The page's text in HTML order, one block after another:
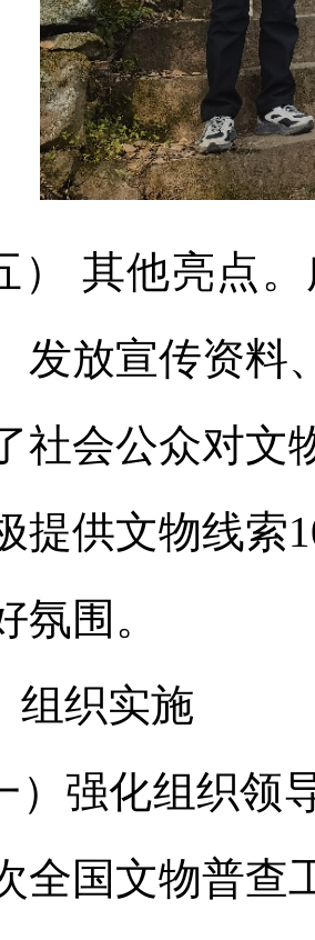
） 其他亮点
发放宣传资料
社会公众对文
提供文物线索
氛围。
组织实施
）强化组织
全国文物普查